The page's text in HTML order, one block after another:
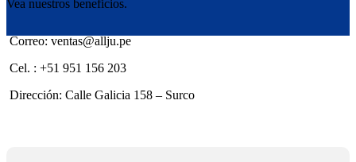
Vea nuestros beneficios.
Correo: ventas@allju.pe
Cel. : +51 951 156 203
Dirección: Calle Galicia 158 – Surco